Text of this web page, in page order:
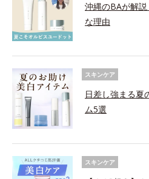
沖縄のBAが解
な理由
スキンケア
日差し強まる夏
ム5選
スキンケア